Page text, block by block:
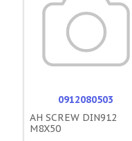
0912080503
AH SCREW DIN912
M8X50